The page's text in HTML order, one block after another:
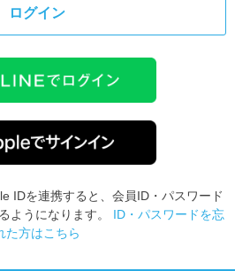
ログイン
IDを連携すると、会員ID・パスワード
ようになります。 ID・パスワードを忘
た方はこちら